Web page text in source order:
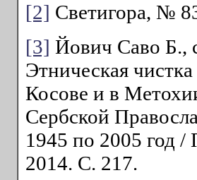
[2] Светигора, №
[3] Йович Саво Б.,
Этническая
Косове и в
Сербской
1945 по 2005 год
2014. С. 217.